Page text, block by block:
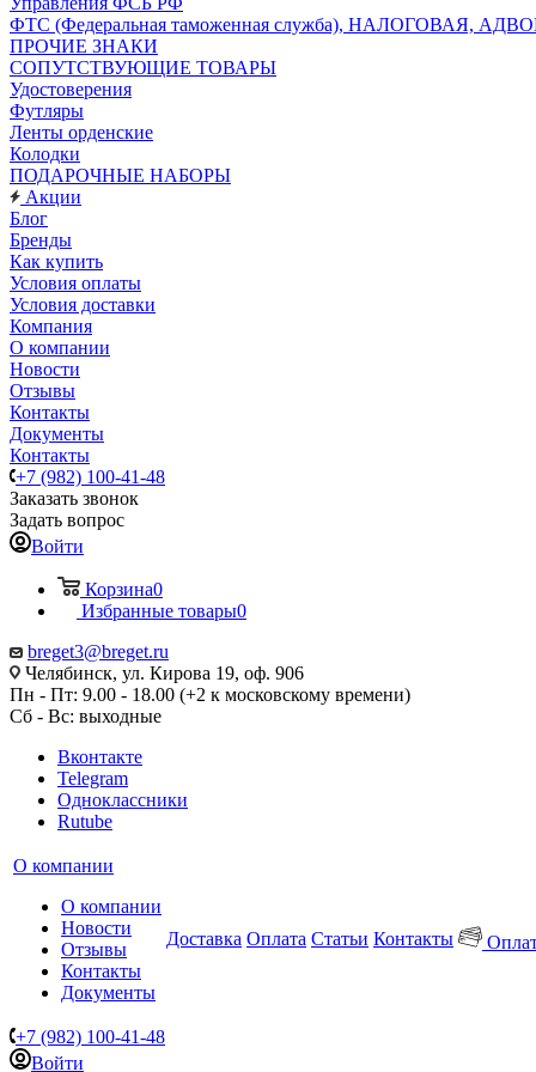
ФТС (Федеральная таможенная служба), НАЛОГОВАЯ,
ПРОЧИЕ ЗНАКИ
СОПУТСТВУЮЩИЕ ТОВАРЫ
Удостоверения
Футляры
Ленты орденские
Колодки
ПОДАРОЧНЫЕ НАБОРЫ
Акции
Блог
Бренды
Как купить
Условия оплаты
Условия доставки
Компания
О компании
Новости
Отзывы
Контакты
Документы
Контакты
+7 (982) 100-41-48
Заказать звонок
Задать вопрос
Войти
Корзина0
Избранные товары0
breget3@breget.ru
Челябинск, ул. Кирова 19, оф. 906
Пн - Пт: 9.00 - 18.00 (+2 к московскому времени)
Сб - Вс: выходные
Вконтакте
Telegram
Одноклассники
Rutube
О компании
О компании
Новости
Отзывы
Контакты
Документы
Доставка Оплата Статьи Контакты
+7 (982) 100-41-48
Войти